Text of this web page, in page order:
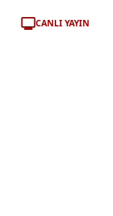
CANLI YAYIN